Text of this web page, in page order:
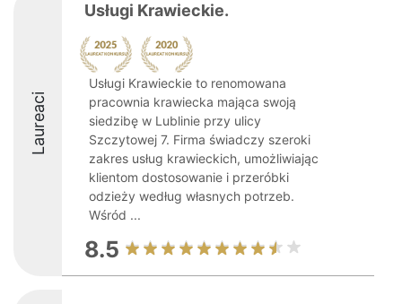
Laureaci
Usługi Krawieckie.
Usługi Krawieckie to renomowana
pracownia krawiecka mająca swoją
siedzibę w Lublinie przy ulicy
Szczytowej 7. Firma świadczy szeroki
zakres usług krawieckich, umożliwiając
klientom dostosowanie i przeróbki
odzieży według własnych potrzeb.
Wśród ...
8.5